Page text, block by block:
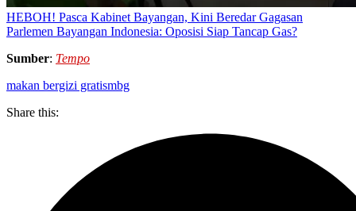
HEBOH! Pasca Kabinet Bayangan, Kini Beredar Gagasan
Parlemen Bayangan Indonesia: Oposisi Siap Tancap Gas?
Sumber: Tempo
makan bergizi gratismbg
Share this: